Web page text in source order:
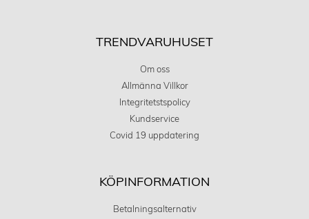
TRENDVARUHUSET
Om oss
Allmänna Villkor
Integritetstspolicy
Kundservice
Covid 19 uppdatering
KÖPINFORMATION
Betalningsalternativ